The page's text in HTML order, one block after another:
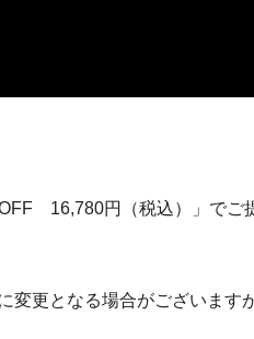
16,780円（税込）」でご
変更となる場合がございます